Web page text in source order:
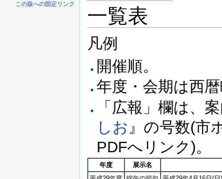
一覧表
凡例
開催順。
年度・会期は西
「広報」欄は、
しお 』の号数(市
PDFへリンク)。
年度
展示名
この版への固定リンク